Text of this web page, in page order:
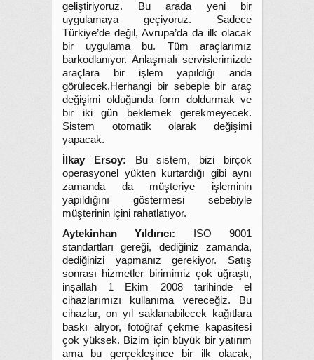
geliştiriyoruz. Bu arada yeni bir
uygulamaya geçiyoruz. Sadece
Türkiye’de değil, Avrupa’da da ilk olacak
bir uygulama bu. Tüm araçlarımız
barkodlanıyor. Anlaşmalı servislerimizde
araçlara bir işlem yapıldığı anda
görülecek.Herhangi bir sebeple bir araç
değişimi olduğunda form doldurmak ve
bir iki gün beklemek gerekmeyecek.
Sistem otomatik olarak değişimi
yapacak.
İlkay Ersoy: Bu sistem, bizi birçok
operasyonel yükten kurtardığı gibi aynı
zamanda da müşteriye işleminin
yapıldığını göstermesi sebebiyle
müşterinin içini rahatlatıyor.
Aytekinhan Yıldırıcı: ISO 9001
standartları gereği, dediğiniz zamanda,
dediğinizi yapmanız gerekiyor. Satış
sonrası hizmetler birimimiz çok uğraştı,
inşallah 1 Ekim 2008 tarihinde el
cihazlarımızı kullanıma vereceğiz. Bu
cihazlar, on yıl saklanabilecek kağıtlara
baskı alıyor, fotoğraf çekme kapasitesi
çok yüksek. Bizim için büyük bir yatırım
ama bu gerçekleşince bir ilk olacak,